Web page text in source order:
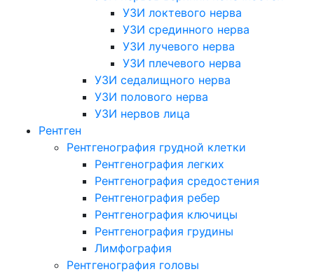
УЗИ локтевого нерва
УЗИ срединного нерва
УЗИ лучевого нерва
УЗИ плечевого нерва
УЗИ седалищного нерва
УЗИ полового нерва
УЗИ нервов лица
Рентген
Рентгенография грудной клетки
Рентгенография легких
Рентгенография средостения
Рентгенография ребер
Рентгенография ключицы
Рентгенография грудины
Лимфография
Рентгенография головы